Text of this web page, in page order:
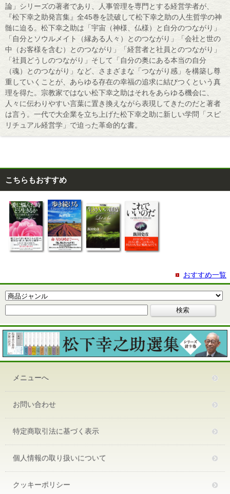
論」シリーズの著者であり、人事管理を専門とする経営学者が、
『松下幸之助発言集』全45巻を読破して松下幸之助の人生哲学の神
髄に迫る。松下幸之助は「宇宙（神様、仏様）と自分のつながり」
「自分とソウルメイト（縁ある人々）とのつながり」「会社と世の
中（お客様を含む）とのつながり」「経営者と社員とのつながり」
「社員どうしのつながり」そして「自分の奥にある本当の自分
（魂）とのつながり」など、さまざまな「つながり感」を構築し尊
重していくことが、あらゆる存在の幸福の追求に結びつくという真
理を得た。宗教家ではない松下幸之助はそれをあらゆる機会に、
人々に伝わりやすい言葉に置き換えながら表現してきたのだと著者
は言う。一代で大企業を立ち上げた松下幸之助に新しい学問「スピ
リチュアル経営学」で迫った革命的な書。
こちらもおすすめ
おすすめ一覧
メニューへ
お問い合わせ
特定商取引法に基づく表示
個人情報の取り扱いについて
クッキーポリシー